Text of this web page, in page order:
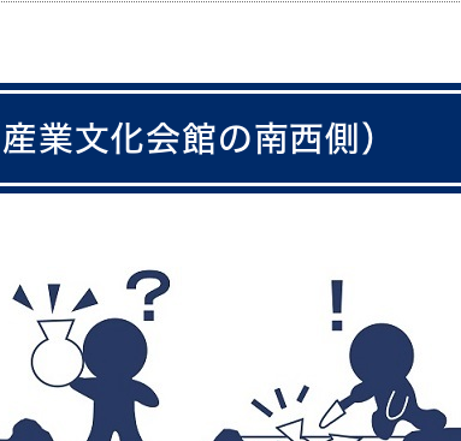
業文化会館の南西側）